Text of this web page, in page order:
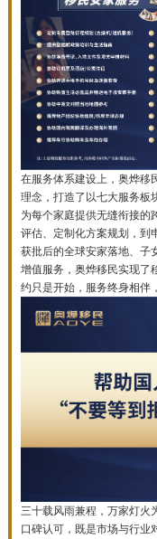
在服务体系建设上，奥烨移
理念，打造了以七大服务板
为每个家庭提供无缝衔接的
评估、定制化方案规划，到
获批后的全球安家落地、子
增值服务，奥烨移民实现了
约只是开始，服务终身相伴
三十载风雨兼程，万家灯火
口碑认可，既是市场与行业